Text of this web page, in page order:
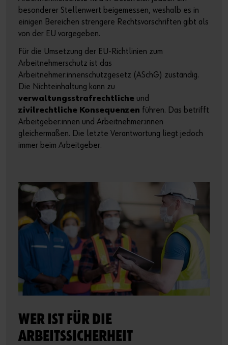
besonderer Stellenwert beigemessen, weshalb es in
einigen Bereichen strengere Rechtsvorschriften gibt als
von der EU vorgegeben.
Für die Umsetzung der EU-Richtlinien zum
Arbeitnehmerschutz ist das
Arbeitnehmer:innenschutzgesetz (ASchG) zuständig.
Die Nichteinhaltung kann zu
verwaltungsstrafrechtliche und
zivilrechtliche Konsequenzen führen. Das betrifft
Arbeitgeber:innen und Arbeitnehmer:innen
gleichermaßen. Die letzte Verantwortung liegt jedoch
immer beim Arbeitgeber.
WER IST FÜR DIE
ARBEITSSICHERHEIT